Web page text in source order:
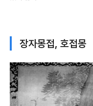
장자몽접, 호접몽